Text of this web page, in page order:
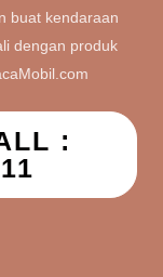
buat kendaraan
dengan produk
: